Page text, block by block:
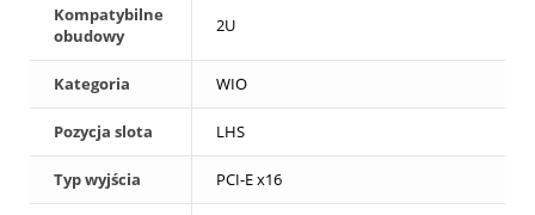
Kompatybilne
obudowy
2U
Kategoria WIO
Pozycja slota LHS
Typ wyjścia PCI-E x16